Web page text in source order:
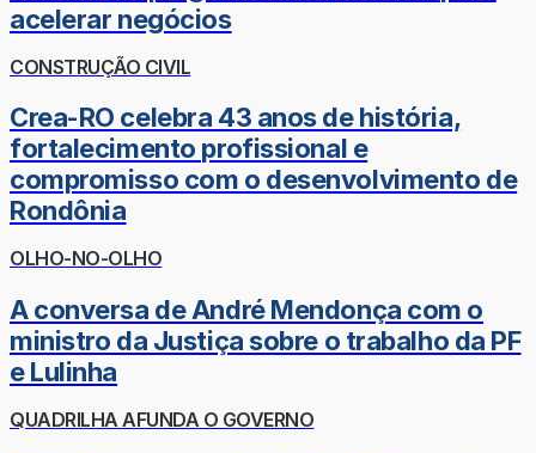
acelerar negócios
CONSTRUÇÃO CIVIL
Crea-RO celebra 43 anos de história,
fortalecimento profissional e
compromisso com o desenvolvimento de
Rondônia
OLHO-NO-OLHO
A conversa de André Mendonça com o
ministro da Justiça sobre o trabalho da PF
e Lulinha
QUADRILHA AFUNDA O GOVERNO